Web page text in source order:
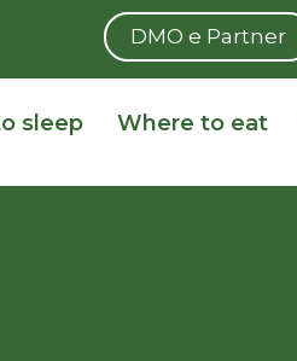
DMO e Partner
sleep Where to eat